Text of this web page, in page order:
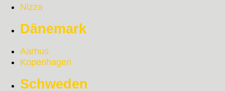
Nizza
Dänemark
Aarhus
Kopenhagen
Schweden